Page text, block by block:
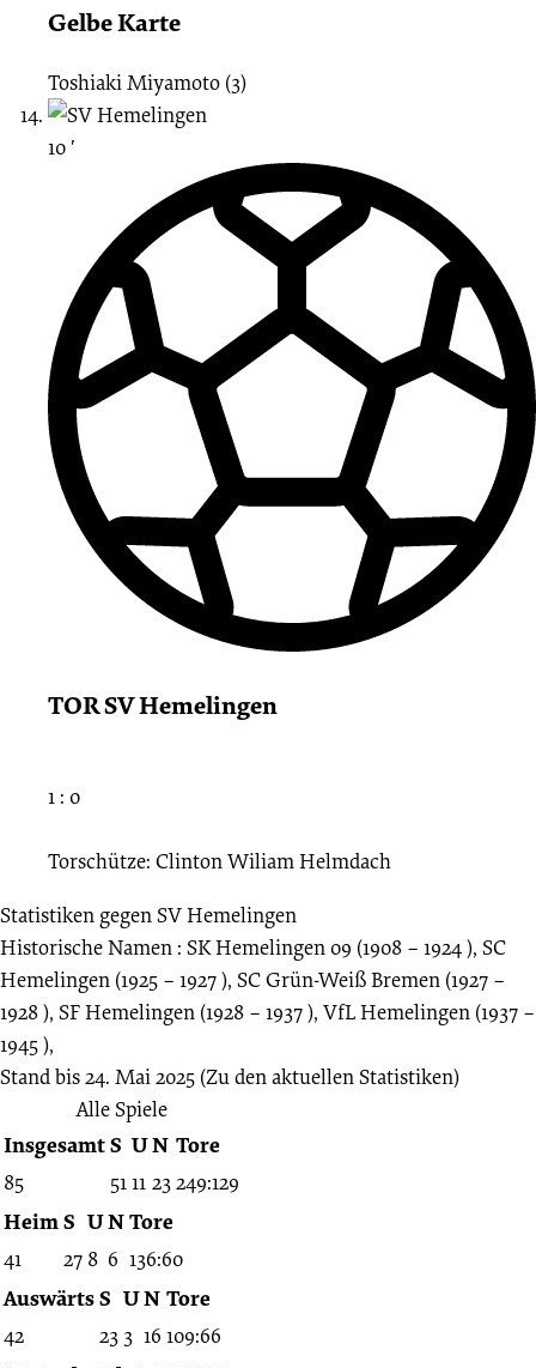
Gelbe Karte
Toshiaki Miyamoto (3)
10 ′
TOR SV Hemelingen
1 : 0
Torschütze: Clinton Wiliam Helmdach
Statistiken gegenSV Hemelingen
Historische Namen : SK Hemelingen 09 (1908 – 1924 ), SC
Hemelingen (1925 – 1927 ), SC Grün-Weiß Bremen (1927 –
1928 ), SF Hemelingen (1928 – 1937 ), VfL Hemelingen (1937 –
1945 ),
Stand bis 24. Mai 2025 (Zu den aktuellen Statistiken)
Alle Spiele
InsgesamtS UN Tore
85 5111 23249:129
Heim S UNTore
41 27 8 6 136:60
AuswärtsS UN Tore
42 23 3 16 109:66